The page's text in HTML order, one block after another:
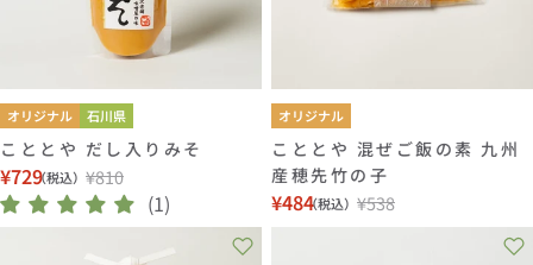
オリジナル 石川県
こととや だし入りみそ
セ
ー
¥729（税込）
通
常
¥810
(1)
オリジナル
こととや 混ぜご飯の素 九州
産穂先竹の子
セ
¥484（税込）
通
¥538